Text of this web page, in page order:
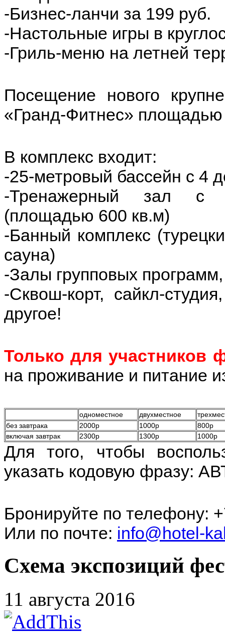
-Бизнес-ланчи за 199 руб.
-Настольные игры в
-Гриль-меню на летней
Посещение нового
«Гранд-Фитнес»
В комплекс входит:
-25-метровый бассейн с 4
-Тренажерный зал с
(площадью 600 кв.м)
-Банный комплекс
сауна)
-Залы групповых
-Сквош-корт, сайкл-
другое!
Только для участников
на проживание и питание
одноместное двухместное
без завтрака
2000р 1000р
800р
включая завтрак
2300р 1300р 1000р
Для того, чтобы
указать кодовую фразу:
Бронируйте по телефону:
Или по почте: info@hotel-
Схема экспозиций
11 августа 2016